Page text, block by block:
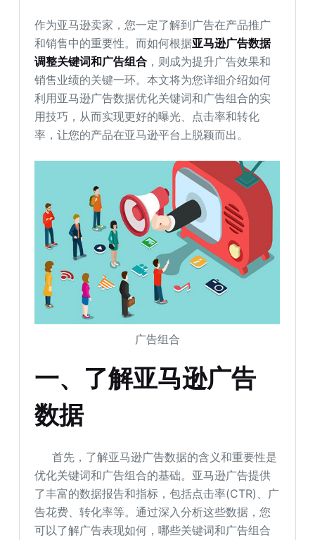
作为亚马逊卖家，您一定了解到广告在产品推广
和销售中的重要性。而如何根据亚马逊广告数据
调整关键词和广告组合 ，则成为提升广告效果和
销售业绩的关键一环。本文将为您详细介绍如何
利用亚马逊广告数据优化关键词和广告组合的实
用技巧，从而实现更好的曝光、点击率和转化
率，让您的产品在亚马逊平台上脱颖而出。
广告组合
一、了解亚马逊广告
数据
首先，了解亚马逊广告数据的含义和重要性是
优化关键词和广告组合的基础。亚马逊广告提供
了丰富的数据报告和指标，包括点击率(CTR)、广
告花费、转化率等。通过深入分析这些数据，您
可以了解广告表现如何，哪些关键词和广告组合